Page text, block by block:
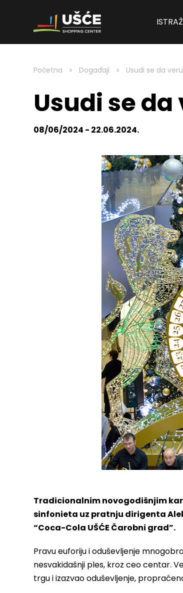
Skip to content
Početna > Događaji > Usudi se da
Usudi se
08/06/2024 - 22.06.2024.
Tradicionalnim novogodišnjim
sinfonieta uz pratnju dirigenta
“Coca-Cola UŠĆE Čarobni grad”.
Pravu euforiju i oduševljenje
nesvakidašnji ples, kroz ceo centar.
trgu i izazvao oduševljenje,